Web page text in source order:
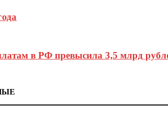
в РФ превысила 3,5 млрд